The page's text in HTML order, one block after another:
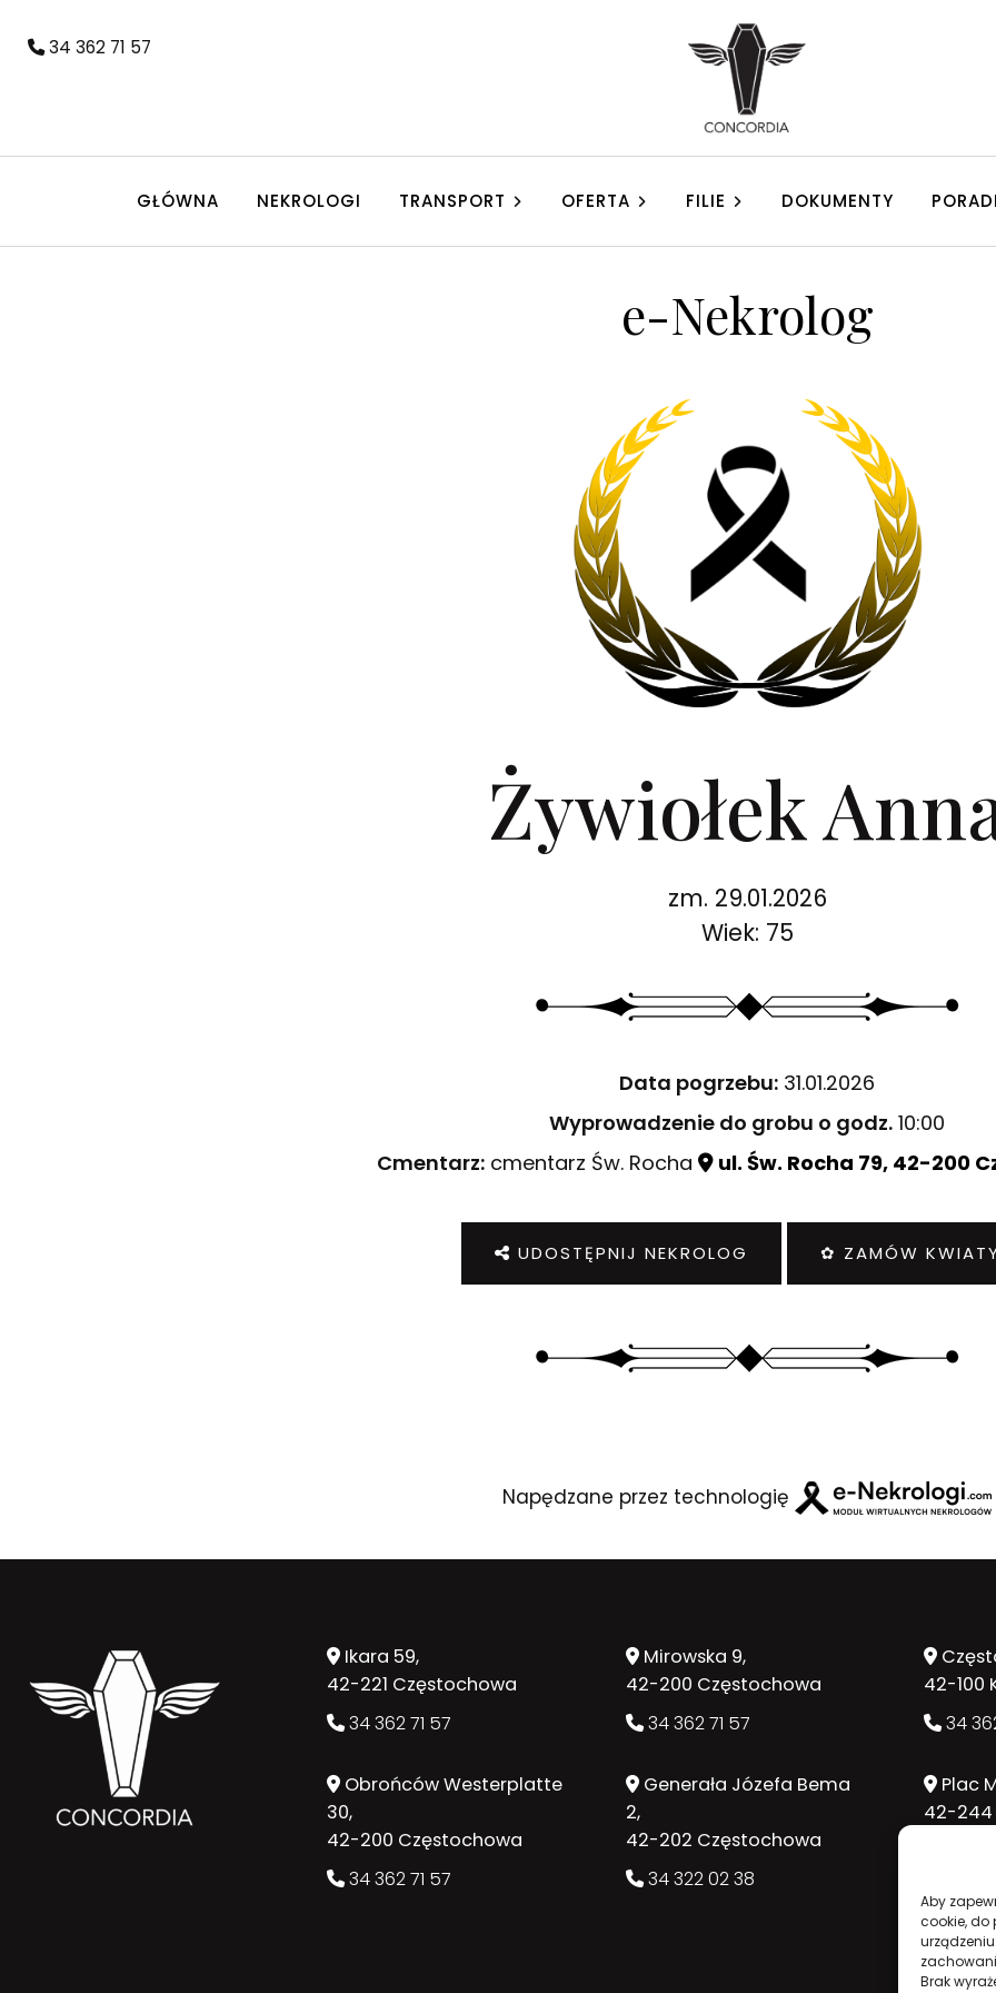
Aby
cookie,
Brak
34 362 71 57
GŁÓWNA NEKROLOGI TRANSPORT OFERTA FILIE DOKUMENTY
e-Nekrolog
Żywiołek
zm. 29.01.2026
Wiek: 75
Data pogrzebu: 31.01.2026
Wyprowadzenie do grobu o godz. 10:00
Cmentarz:cmentarz Św. Rocha ul. Św. Rocha 79, 42-200
UDOSTĘPNIJ NEKROLOG ✿ ZAMÓW
Napędzane przez technologię
Ikara 59,
42-221 Częstochowa
34 362 71 57
Obrońców Westerplatte
30,
42-200 Częstochowa
34 362 71 57
Mirowska 9,
42-200 Częstochowa
34 362 71 57
Generała Józefa Bema
2,
42-202 Częstochowa
34 322 02 38
42-100
34
Plac
42-244